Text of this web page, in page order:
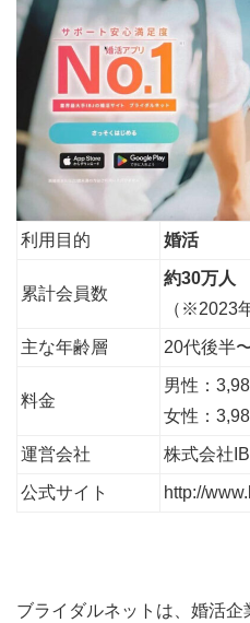
利用目的 婚活
累計会員数
約30万人
（※2023
主な年齢層 20代後半
料金
男性：
女性：
運営会社 株式会社
公式サイト http://
ブライダルネットは、婚活企